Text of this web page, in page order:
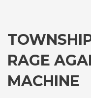
RAGE
MACHINE